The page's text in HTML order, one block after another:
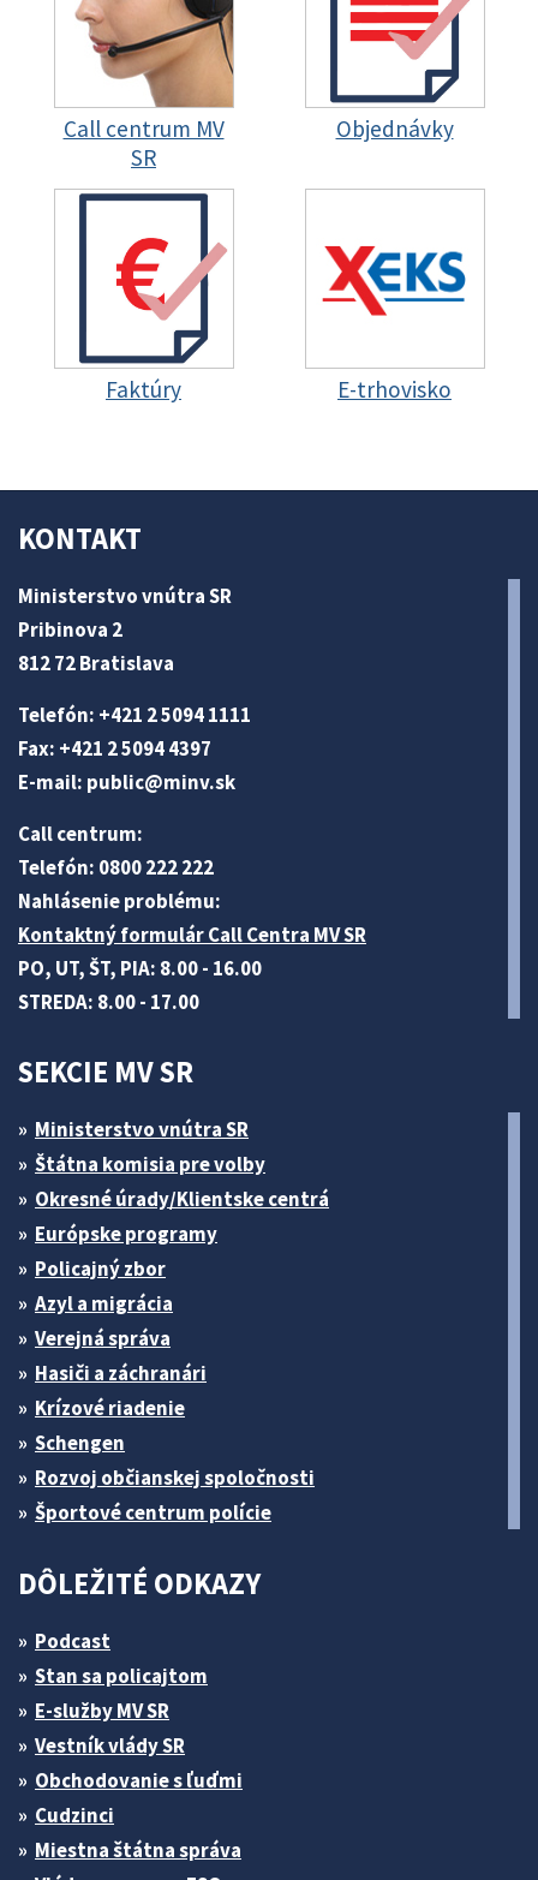
Call centrum MV
SR
Objednávky
Faktúry E-trhovisko
KONTAKT
Ministerstvo vnútra SR
Pribinova 2
812 72 Bratislava
Telefón: +421 2 5094 1111
Fax: +421 2 5094 4397
E-mail: public@minv.sk
Call centrum:
Telefón: 0800 222 222
Nahlásenie problému:
Kontaktný formulár Call Centra MV SR
PO, UT, ŠT, PIA: 8.00 - 16.00
STREDA: 8.00 - 17.00
SEKCIE MV SR
Ministerstvo vnútra SR
Štátna komisia pre volby
Okresné úrady/Klientske centrá
Európske programy
Policajný zbor
Azyl a migrácia
Verejná správa
Hasiči a záchranári
Krízové riadenie
Schengen
Rozvoj občianskej spoločnosti
Športové centrum polície
DÔLEŽITÉ ODKAZY
Podcast
Stan sa policajtom
E-služby MV SR
Vestník vlády SR
Obchodovanie s ľuďmi
Cudzinci
Miestna štátna správa